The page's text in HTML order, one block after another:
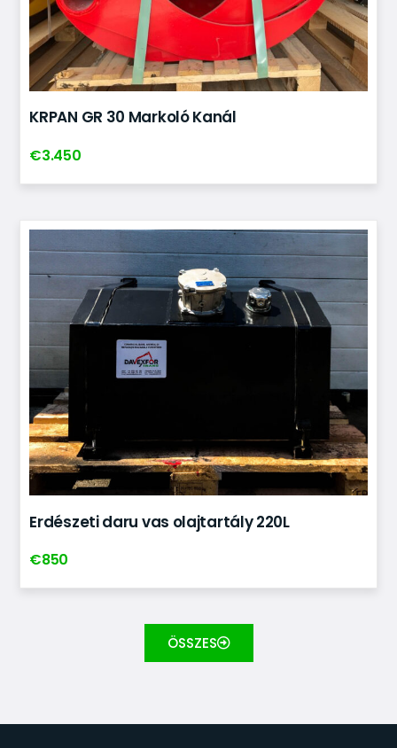
KRPAN GR 30 Markoló Kanál
€3.450
Erdészeti daru vas olajtartály 220L
€850
ÖSSZES